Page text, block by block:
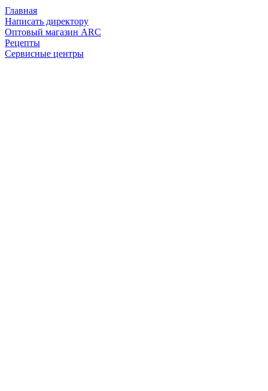
Главная
Написать директору
Оптовый магазин ARC
Рецепты
Сервисные центры